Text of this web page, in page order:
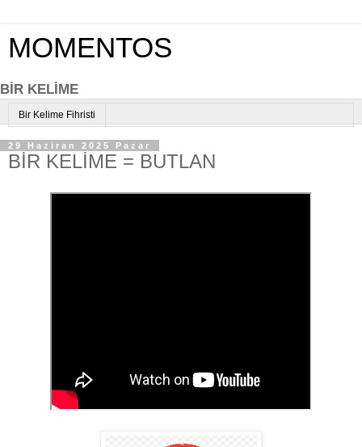
MOMENTOS
BİR KELİME
Bir Kelime Fihristi
29 Haziran 2025 Pazar
BİR KELİME = BUTLAN